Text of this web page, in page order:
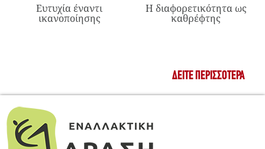
Ευτυχία έναντι
ικανοποίησης
Η διαφορετικότητα ως
καθρέφτης
ΔΕΊΤΕ ΠΕΡΙΣΣΌΤΕΡΑ